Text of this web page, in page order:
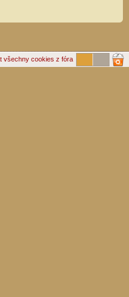
všechny cookies z fóra